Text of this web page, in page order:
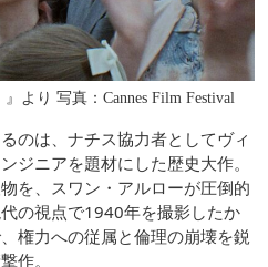
より 写真：Cannes Film Festival
のは、ナチス協力者としてヴィ
ジニアを題材にした歴史大作。
を、スワン・アルローが圧倒的
の視点で1940年を撮影したか
権力への従属と倫理の崩壊を鋭
作。